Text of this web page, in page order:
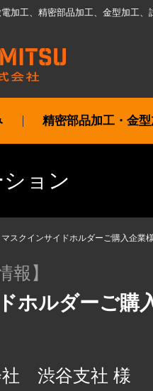
加工、精密部品加工、金型加工、
精密部品加工・金
ョン
マスクインサイドホルダーご購入企業
報 】
ホルダーご購
社 渋谷支社 様